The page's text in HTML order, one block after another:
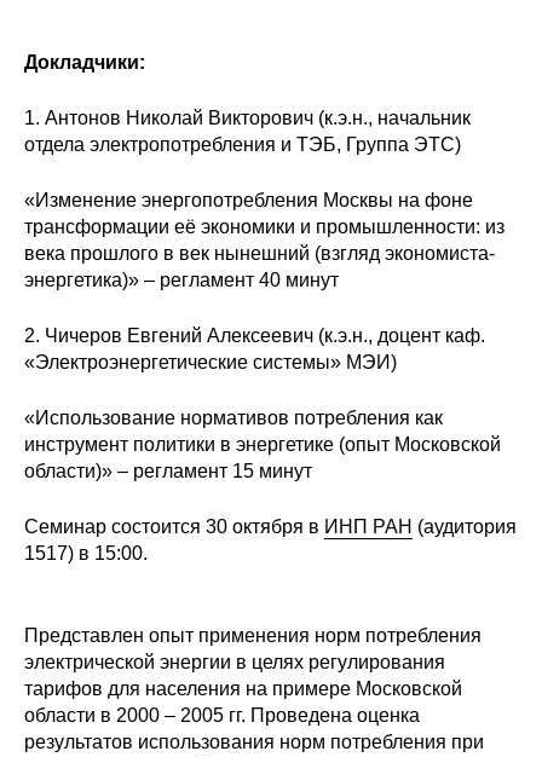
Противодействие коррупции
Материалы для СМИ
Публикации
Научная жизнь
Проблемы прогнозирования
О журнале
Номера журналов
Информация для авторов
Общие требования
Докладчики:
1. Антонов Николай Викторович (к.э.н., начальник
отдела электропотребления и ТЭБ, Группа ЭТС)
«Изменение энергопотребления Москвы на фоне
трансформации её экономики и промышленности: из
века прошлого в век нынешний (взгляд экономиста-
энергетика)» – регламент 40 минут
2. Чичеров Евгений Алексеевич (к.э.н., доцент каф.
«Электроэнергетические системы» МЭИ)
«Использование нормативов потребления как
инструмент политики в энергетике (опыт Московской
области)» – регламент 15 минут
Семинар состоится 30 октября в ИНП РАН (аудитория
1517) в 15:00.
Представлен опыт применения норм потребления
электрической энергии в целях регулирования
тарифов для населения на примере Московской
области в 2000 – 2005 гг. Проведена оценка
результатов использования норм потребления при